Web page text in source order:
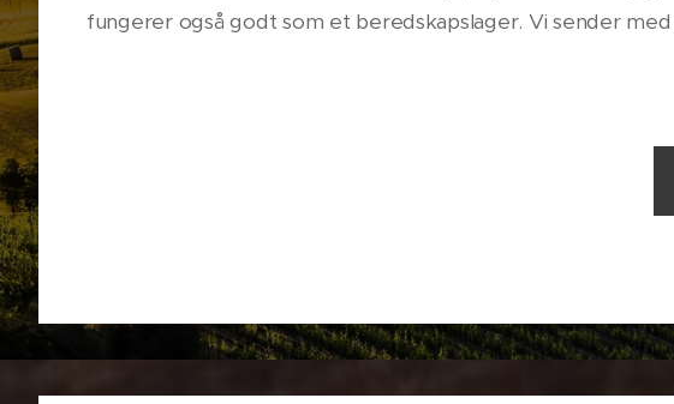
fungerer også godt som et beredskapslager. Vi sender